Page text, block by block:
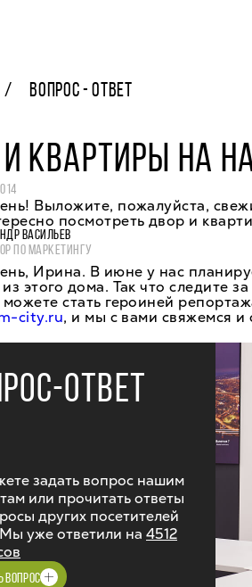
ВОПРОС - ОТВЕТ
КВАРТИРЫ НА
Выложите, пожалуйста,
посмотреть двор и
ВАСИЛЬЕВ
ПО МАРКЕТИНГУ
Ирина. В июне у нас
из этого дома. Так что следите
стать героиней
city.ru, и мы с вами свяжемся и
ОТВЕТ
задать вопрос нашим
или прочитать ответы
других посетителей
уже ответили на 4512
ВОПРОС